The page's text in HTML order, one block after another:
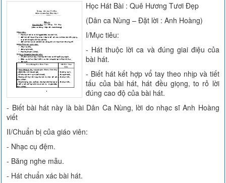
Học Hát Bài : Quê Hương Tươi Đẹp
(Dân ca Nùng – Đặt lời : Anh Hoàng)
I/Mục tiêu:
- Hát thuộc lời ca và đúng giai điệu của
bài hát.
- Biết hát kết hợp vổ tay theo nhịp và tiết
tấu của bài hát, hát đều giọng, to rỏ lời
đúng cao độ của bài hát.
- Biết bài hát này là bài Dân Ca Nùng, lời do nhạc sĩ Anh Hoàng
viết
II/Chuẩn bị của giáo viên:
- Nhạc cụ đệm.
- Băng nghe mẫu.
- Hát chuẩn xác bài hát.